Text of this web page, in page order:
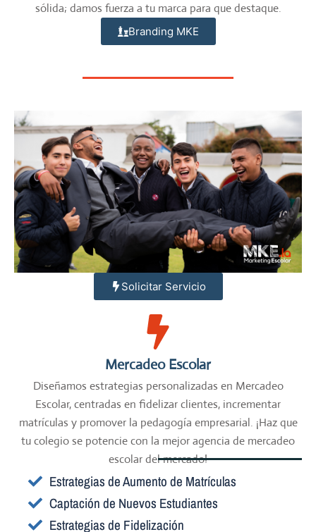
sólida; damos fuerza a tu marca para que destaque.
Branding MKE
Solicitar Servicio
Mercadeo Escolar
Diseñamos estrategias personalizadas en Mercadeo
Escolar, centradas en fidelizar clientes, incrementar
matrículas y promover la pedagogía empresarial. ¡Haz que
tu colegio se potencie con la mejor agencia de mercadeo
escolar del mercado!
Estrategias de Aumento de Matrículas
Captación de Nuevos Estudiantes
Estrategias de Fidelización